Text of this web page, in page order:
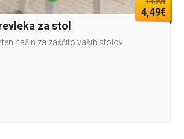
4,49€
za stol
način za zaščito vaših stolov!